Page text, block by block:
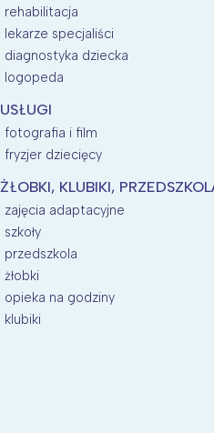
rehabilitacja
lekarze specjaliści
diagnostyka dziecka
logopeda
USŁUGI
fotografia i film
fryzjer dziecięcy
ŻŁOBKI, KLUBIKI,
zajęcia adaptacyjne
szkoły
przedszkola
żłobki
opieka na godziny
klubiki